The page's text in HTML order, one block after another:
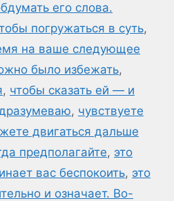
его слова.
погружаться в суть,
на ваше следующее
было избежать,
, чтобы сказать ей — и
, чувствуете
двигаться дальше
предполагайте, это
вас беспокоить, это
и означает. Во-